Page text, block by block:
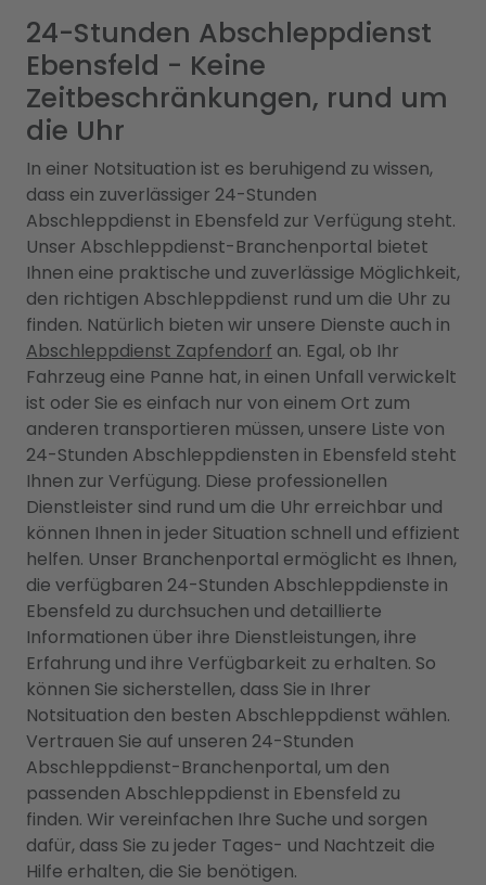
24-Stunden Abschleppdienst
Ebensfeld - Keine
Zeitbeschränkungen, rund um
die Uhr
In einer Notsituation ist es beruhigend zu wissen,
dass ein zuverlässiger 24-Stunden
Abschleppdienst in Ebensfeld zur Verfügung steht.
Unser Abschleppdienst-Branchenportal bietet
Ihnen eine praktische und zuverlässige Möglichkeit,
den richtigen Abschleppdienst rund um die Uhr zu
finden. Natürlich bieten wir unsere Dienste auch in
Abschleppdienst Zapfendorf an. Egal, ob Ihr
Fahrzeug eine Panne hat, in einen Unfall verwickelt
ist oder Sie es einfach nur von einem Ort zum
anderen transportieren müssen, unsere Liste von
24-Stunden Abschleppdiensten in Ebensfeld steht
Ihnen zur Verfügung. Diese professionellen
Dienstleister sind rund um die Uhr erreichbar und
können Ihnen in jeder Situation schnell und effizient
helfen. Unser Branchenportal ermöglicht es Ihnen,
die verfügbaren 24-Stunden Abschleppdienste in
Ebensfeld zu durchsuchen und detaillierte
Informationen über ihre Dienstleistungen, ihre
Erfahrung und ihre Verfügbarkeit zu erhalten. So
können Sie sicherstellen, dass Sie in Ihrer
Notsituation den besten Abschleppdienst wählen.
Vertrauen Sie auf unseren 24-Stunden
Abschleppdienst-Branchenportal, um den
passenden Abschleppdienst in Ebensfeld zu
finden. Wir vereinfachen Ihre Suche und sorgen
dafür, dass Sie zu jeder Tages- und Nachtzeit die
Hilfe erhalten, die Sie benötigen.